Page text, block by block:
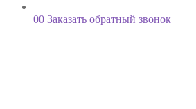
00 Заказать обратный звонок